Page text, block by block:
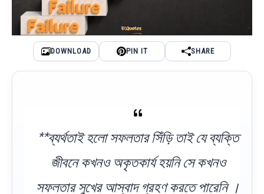
DOWNLOAD PIN IT SHARE
**ব্যর্থতাই হলো সফলতার সিঁড়ি তাই যে ব্যক্তি
জীবনে কখনও অকৃতকার্য হয়নি সে কখনও
সফলতার সুখের আস্বাদ গ্রহণ করতে পারেনি ।